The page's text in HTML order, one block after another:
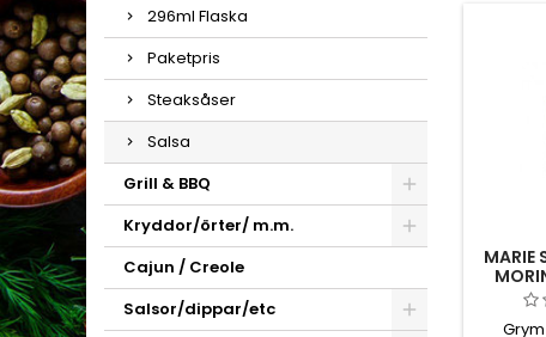
296ml Flaska
Paketpris
Steaksåser
Salsa
Grill & BBQ
Kryddor/örter/ m.m.
Cajun / Creole
Salsor/dippar/etc
MARIE